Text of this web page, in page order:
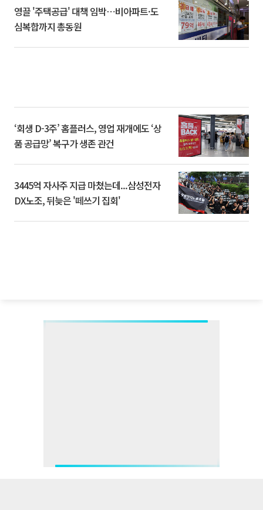
영끌 '주택공급' 대책 임박⋯비아파트·도
심복합까지 총동원
‘회생 D-3주’ 홈플러스, 영업 재개에도 ‘상
품 공급망’ 복구가 생존 관건
3445억 자사주 지급 마쳤는데...삼성전자
DX노조, 뒤늦은 '떼쓰기 집회'